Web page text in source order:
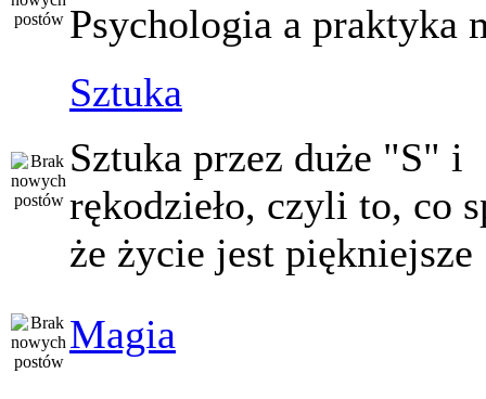
Psychologia a praktyka
Sztuka
Sztuka przez duże "S" i
rękodzieło, czyli to, co
że życie jest piękniejsze
Magia